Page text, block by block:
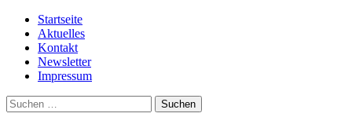
Startseite
Aktuelles
Kontakt
Newsletter
Impressum
Suchen